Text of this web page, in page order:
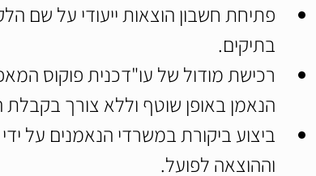
פתיחת חשבון הוצאות ייעודי על שם
בתיקים.
רכישת מודול של עו"דכנית פוקוס
הנאמן באופן שוטף וללא צורך
ביצוע ביקורת במשרדי הנאמנים על
וההוצאה לפועל.